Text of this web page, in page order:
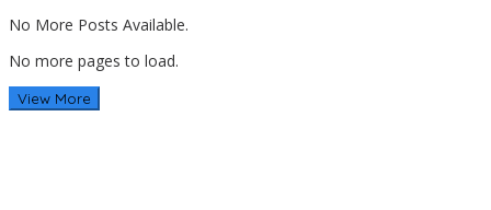
No More Posts Available.
No more pages to load.
View More